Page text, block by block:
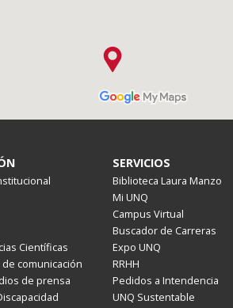
Científicas
de comunicación
de prensa
SERVICIOS
Biblioteca Laura Manzo
Mi UNQ
Campus Virtual
Buscador de Carreras
Expo UNQ
RRHH
Pedidos a Intendencia
UNQ Sustentable